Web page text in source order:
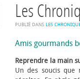
Les
PUBLIÉ DANS LES
Amis gourmands
Reprendre la main
Un des soucis que